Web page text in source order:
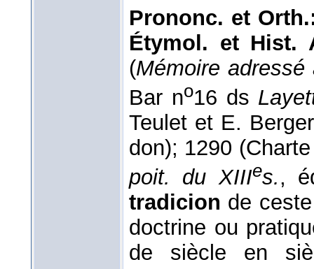
Prononc. et
Étymol. et Hist.
(Mémoire
Bar no16 ds
Teulet et E.
don); 1290
poit. du XIIIes.,
tradicion de
doctrine ou
de siècle en